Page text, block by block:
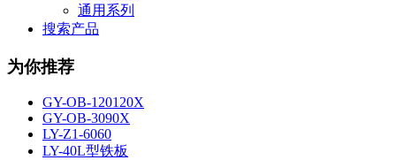
通用系列
搜索产品
为你推荐
GY-OB-120120X
GY-OB-3090X
LY-Z1-6060
LY-40L型铁板